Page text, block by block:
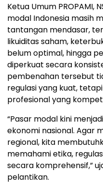
Ketua Umum PROPAMI,
modal Indonesia masih
tantangan mendasar,
likuiditas saham,
belum optimal, hingga
diperkuat secara
pembenahan tersebut
regulasi yang kuat,
profesional yang
“Pasar modal kini
ekonomi nasional. Agar
regional, kita
memahami etika,
secara komprehensif,”
pelantikan.